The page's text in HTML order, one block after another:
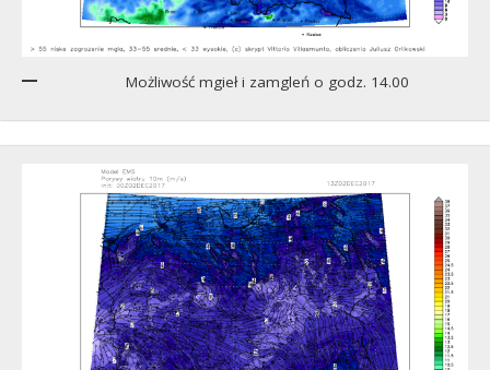
Możliwość mgieł i zamgleń o godz. 14.00